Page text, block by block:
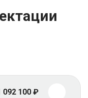
092 100 ₽